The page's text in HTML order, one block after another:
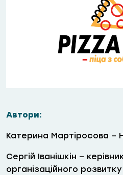
Автори:
Катерина Мартіросова –
Сергій Іванішкін –
організаційного розвитку